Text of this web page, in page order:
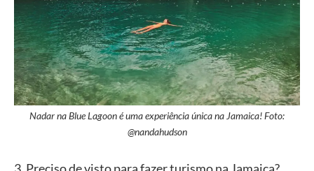
Nadar na Blue Lagoon é uma experiência única na Jamaica! Foto:
@nandahudson